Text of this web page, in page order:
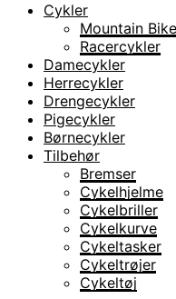
Cykler
Mountain
Racercykler
Damecykler
Herrecykler
Drengecykler
Pigecykler
Børnecykler
Tilbehør
Bremser
Cykelhjelme
Cykelbriller
Cykelkurve
Cykeltasker
Cykeltrøjer
Cykeltøj